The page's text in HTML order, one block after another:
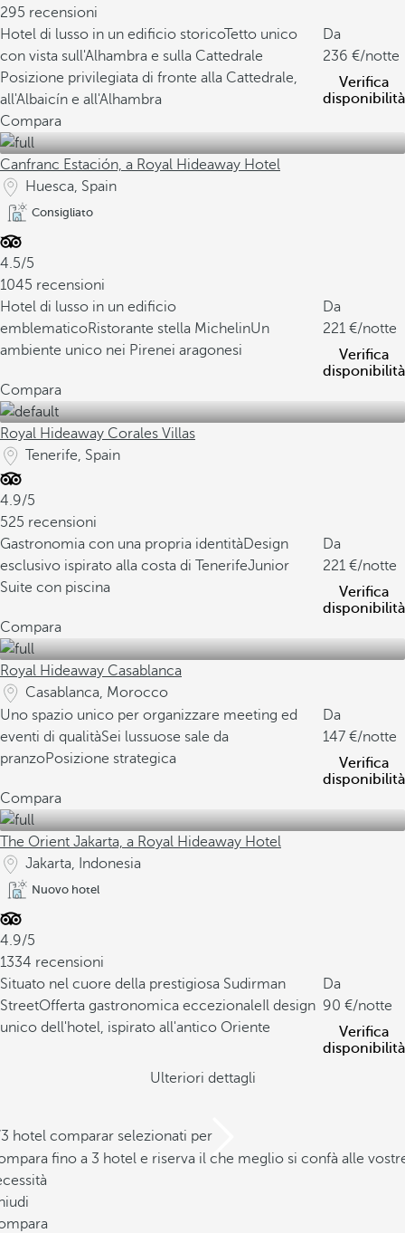
295 recensioni
Hotel di lusso in un edificio storicoTetto unico
con vista sull'Alhambra e sulla Cattedrale
Posizione privilegiata di fronte alla Cattedrale,
all'Albaicín e all'Alhambra
Da
236
/notte
Verifica
disponibilità
Compara
Canfranc Estación, a Royal Hideaway Hotel
Huesca, Spain
Consigliato
4.5/5
1045 recensioni
Hotel di lusso in un edificio
emblematicoRistorante stella MichelinUn
ambiente unico nei Pirenei aragonesi
Da
221
/notte
Verifica
disponibilità
Compara
Royal Hideaway Corales Villas
Tenerife, Spain
4.9/5
525 recensioni
Gastronomia con una propria identitàDesign
esclusivo ispirato alla costa di TenerifeJunior
Suite con piscina
Da
221
/notte
Verifica
disponibilità
Compara
Royal Hideaway Casablanca
Casablanca, Morocco
Uno spazio unico per organizzare meeting ed
eventi di qualitàSei lussuose sale da
pranzoPosizione strategica
Da
147
/notte
Verifica
disponibilità
Compara
The Orient Jakarta, a Royal Hideaway Hotel
Jakarta, Indonesia
Nuovo hotel
4.9/5
1334 recensioni
Situato nel cuore della prestigiosa Sudirman
StreetOfferta gastronomica eccezionale Il design
unico dell'hotel, ispirato all'antico Oriente
Da
90
/notte
Verifica
disponibilità
Ulteriori dettagli
hotel comparar selezionati per
fino a 3 hotel e riserva il che meglio si confà alle